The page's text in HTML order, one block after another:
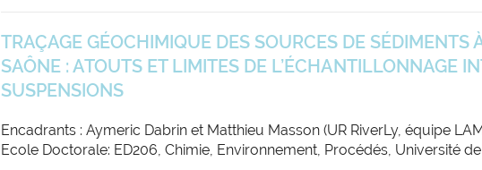
TRAÇAGE GÉOCHIMIQUE DES SOURCES DE SÉDIMENTS
SAÔNE : ATOUTS ET LIMITES DE L’ÉCHANTILLONNAGE
SUSPENSIONS
Encadrants : Aymeric Dabrin et Matthieu Masson (UR RiverLy, équipe
Ecole Doctorale: ED206, Chimie, Environnement, Procédés, Université